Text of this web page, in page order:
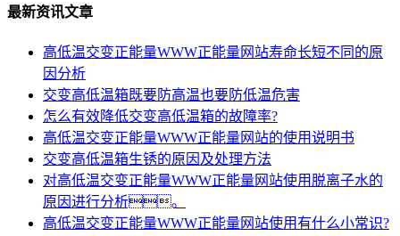
最新资讯文章
高低温交变正能量WWW正能量网站寿命长短不同的原
因分析
交变高低温箱既要防高温也要防低温危害
怎么有效降低交变高低温箱的故障率?
高低温交变正能量WWW正能量网站的使用说明书
交变高低温箱生锈的原因及处理方法
对高低温交变正能量WWW正能量网站使用脱离子水的
原因进行分析。
高低温交变正能量WWW正能量网站使用有什么小常识?